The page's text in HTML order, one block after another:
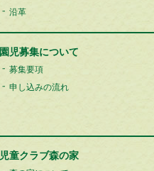
沿革
園児募集について
募集要項
申し込みの流れ
児童クラブ森の家